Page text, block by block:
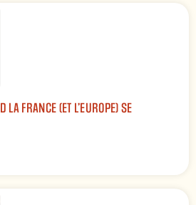
LA FRANCE (ET L’EUROPE) SE